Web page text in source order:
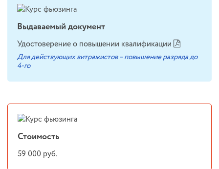
Выдаваемый документ
Удостоверение о повышении квалификации
Для действующих витражистов – повышение разряда до
4-го
Стоимость
59 000 руб.